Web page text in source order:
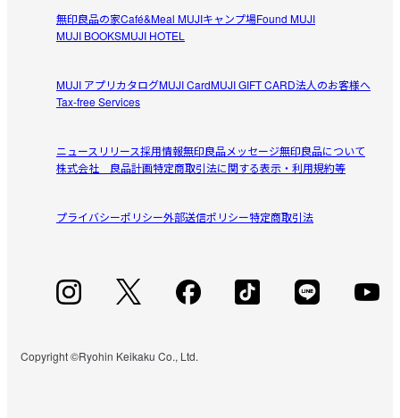
無印良品の家Café&Meal MUJIキャンプ場Found MUJI
MUJI BOOKSMUJI HOTEL
MUJI アプリカタログMUJI CardMUJI GIFT CARD法人のお客様へ
Tax-free Services
ニュースリリース採用情報無印良品メッセージ無印良品について
株式会社 良品計画特定商取引法に関する表示・利用規約等
プライバシーポリシー外部送信ポリシー特定商取引法
Copyright ©Ryohin Keikaku Co., Ltd.